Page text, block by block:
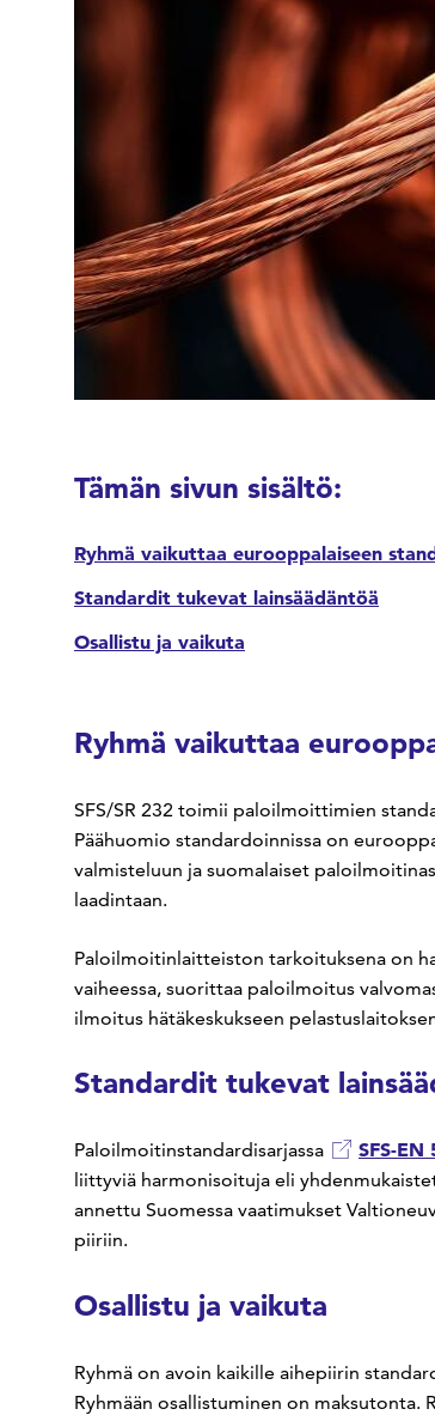
Tämän sivun sisältö:
Ryhmä vaikuttaa eurooppalaiseen
Standardit tukevat lainsäädäntöä
Osallistu ja vaikuta
Ryhmä vaikuttaa
SFS/SR 232 toimii paloilmoittimien
Päähuomio standardoinnissa on
valmisteluun ja suomalaiset
laadintaan.
Paloilmoitinlaitteiston tarkoituksena on
vaiheessa, suorittaa paloilmoitus
ilmoitus hätäkeskukseen
Standardit tukevat
Paloilmoitinstandardisarjassa SFS-EN
liittyviä harmonisoituja eli
annettu Suomessa vaatimukset
piiriin.
Osallistu ja vaikuta
Ryhmä on avoin kaikille aihepiirin
Ryhmään osallistuminen on maksutonta.